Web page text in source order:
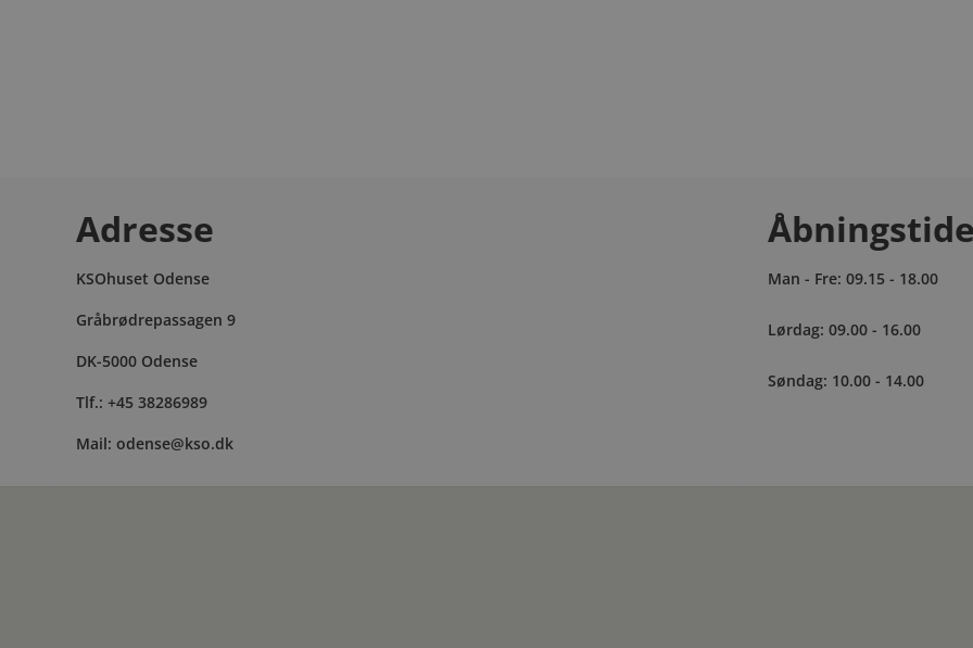
Adresse
KSOhuset Odense
Gråbrødrepassagen 9
DK-5000 Odense
Tlf.: +45 38286989
Mail: odense@kso.dk
Man - Fre: 09.15 - 18.00
Lørdag: 09.00 - 16.00
Søndag: 10.00 - 14.00